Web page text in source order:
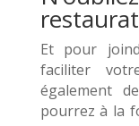
Et pour
faciliter
également
pourrez à la